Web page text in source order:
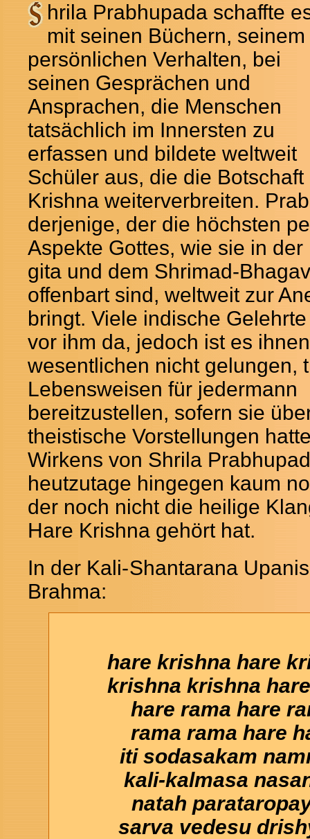
hrila Prabhupada schaffte
mit seinen Büchern, seinem
persönlichen Verhalten, bei
seinen Gesprächen und
Ansprachen, die Menschen
tatsächlich im Innersten zu
erfassen und bildete weltweit
Schüler aus, die die Botschaft
Krishna weiterverbreiten.
derjenige, der die höchsten
Aspekte Gottes, wie sie in der
gita und dem Shrimad-
offenbart sind, weltweit zur
bringt. Viele indische
vor ihm da, jedoch ist es
wesentlichen nicht gelungen,
Lebensweisen für jedermann
bereitzustellen, sofern sie
theistische Vorstellungen
Wirkens von Shrila
heutzutage hingegen kaum
der noch nicht die heilige
Hare Krishna gehört hat.
In der Kali-Shantarana
Brahma:
hare krishna hare
krishna krishna
hare rama hare
rama rama hare
iti sodasakam
kali-kalmasa
natah
sarva vedesu